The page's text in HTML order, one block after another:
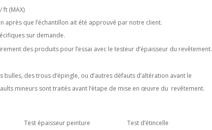
ft (MAX)
après que l’échantillon ait été approuvé par notre client.
sur demande.
des produits pour l’essai avec le testeur d’épaisseur du revêtement.
des trous d’épingle, ou d’autres défauts d’altération avant le
mineurs sont traités avant l’étape de mise en œuvre du revêtement.
Test épaisseur peinture Test d’étincelle